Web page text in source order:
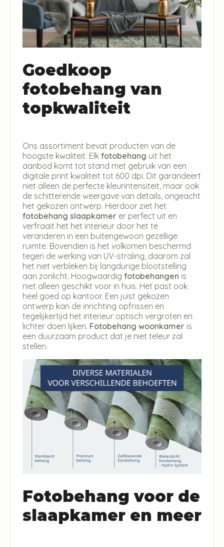
Goedkoop
fotobehang van
topkwaliteit
Ons assortiment bevat producten van de
hoogste kwaliteit. Elk fotobehang uit het
aanbod komt tot stand met gebruik van een
digitale print kwaliteit tot 600 dpi. Dit garandeert
niet alleen de perfecte kleurintensiteit, maar ook
de schitterende weergave van details, ongeacht
het gekozen ontwerp. Hierdoor ziet het
fotobehang slaapkamer er perfect uit en
verfraait het het interieur door het te
veranderen in een buitengewoon gezellige
ruimte. Bovendien is het volkomen beschermd
tegen de werking van UV-straling, daarom zal
het niet verbleken bij langdurige blootstelling
aan zonlicht. Hoogwaardig fotobehangen is
niet alleen geschikt voor in huis. Het past ook
heel goed op kantoor. Een juist gekozen
ontwerp kan de inrichting opfrissen en
tegelijkertijd het interieur optisch vergroten en
lichter doen lijken. Fotobehang woonkamer is
een duurzaam product dat je niet teleur zal
stellen.
Fotobehang voor de
slaapkamer en meer